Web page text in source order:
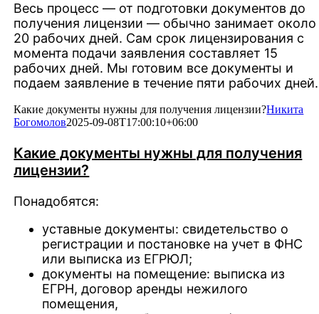
Весь процесс — от подготовки документов до
получения лицензии — обычно занимает около
20 рабочих дней. Сам срок лицензирования с
момента подачи заявления составляет 15
рабочих дней. Мы готовим все документы и
подаем заявление в течение пяти рабочих дней.
Какие документы нужны для получения лицензии?Никита
Богомолов2025-09-08T17:00:10+06:00
Какие документы нужны для получения
лицензии?
Понадобятся:
уставные документы: свидетельство о
регистрации и постановке на учет в ФНС
или выписка из ЕГРЮЛ;
документы на помещение: выписка из
ЕГРН, договор аренды нежилого
помещения,